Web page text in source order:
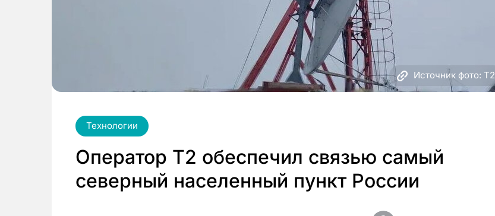
Источник фото: Т2
Технологии
Оператор Т2 обеспечил связью самый
северный населенный пункт России